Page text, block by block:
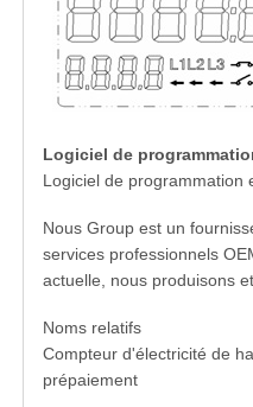
Logiciel de
Logiciel de programmation
Nous Group est un
services professionnels
actuelle, nous produisons
Noms relatifs
Compteur d'électricité de
prépaiement